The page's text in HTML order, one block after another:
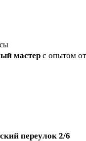
мастер с опытом
переулок 2/6